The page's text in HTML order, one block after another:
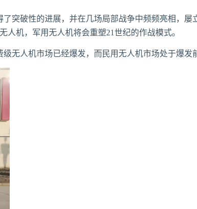
破性的进展，并在几场局部战争中频频亮相，屡
机，军用无人机将会重塑21世纪的作战模式。
人机市场已经爆发，而民用无人机市场处于爆发